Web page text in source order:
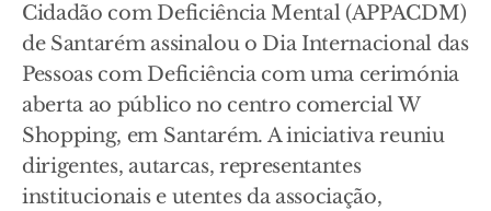
Cidadão com Deficiência Mental (APPACDM)
de Santarém assinalou o Dia Internacional das
Pessoas com Deficiência com uma cerimónia
aberta ao público no centro comercial W
Shopping, em Santarém. A iniciativa reuniu
dirigentes, autarcas, representantes
institucionais e utentes da associação,